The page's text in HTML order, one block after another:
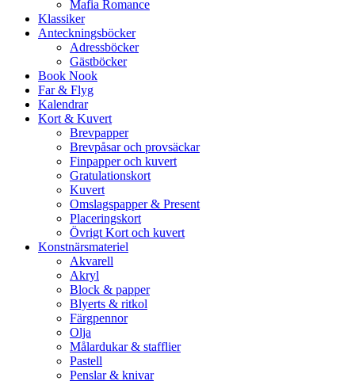
Mafia Romance
Klassiker
Anteckningsböcker
Adressböcker
Gästböcker
Book Nook
Far & Flyg
Kalendrar
Kort & Kuvert
Brevpapper
Brevpåsar och provsäckar
Finpapper och kuvert
Gratulationskort
Kuvert
Omslagspapper & Present
Placeringskort
Övrigt Kort och kuvert
Konstnärsmateriel
Akvarell
Akryl
Block & papper
Blyerts & ritkol
Färgpennor
Olja
Målardukar & stafflier
Pastell
Penslar & knivar